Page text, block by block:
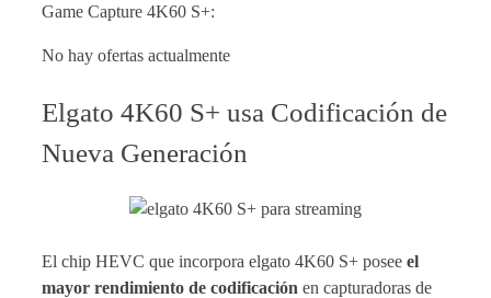
Game Capture 4K60 S+:
No hay ofertas actualmente
Elgato 4K60 S+ usa Codificación de
Nueva Generación
El chip HEVC que incorpora elgato 4K60 S+ posee el
mayor rendimiento de codificación en capturadoras de